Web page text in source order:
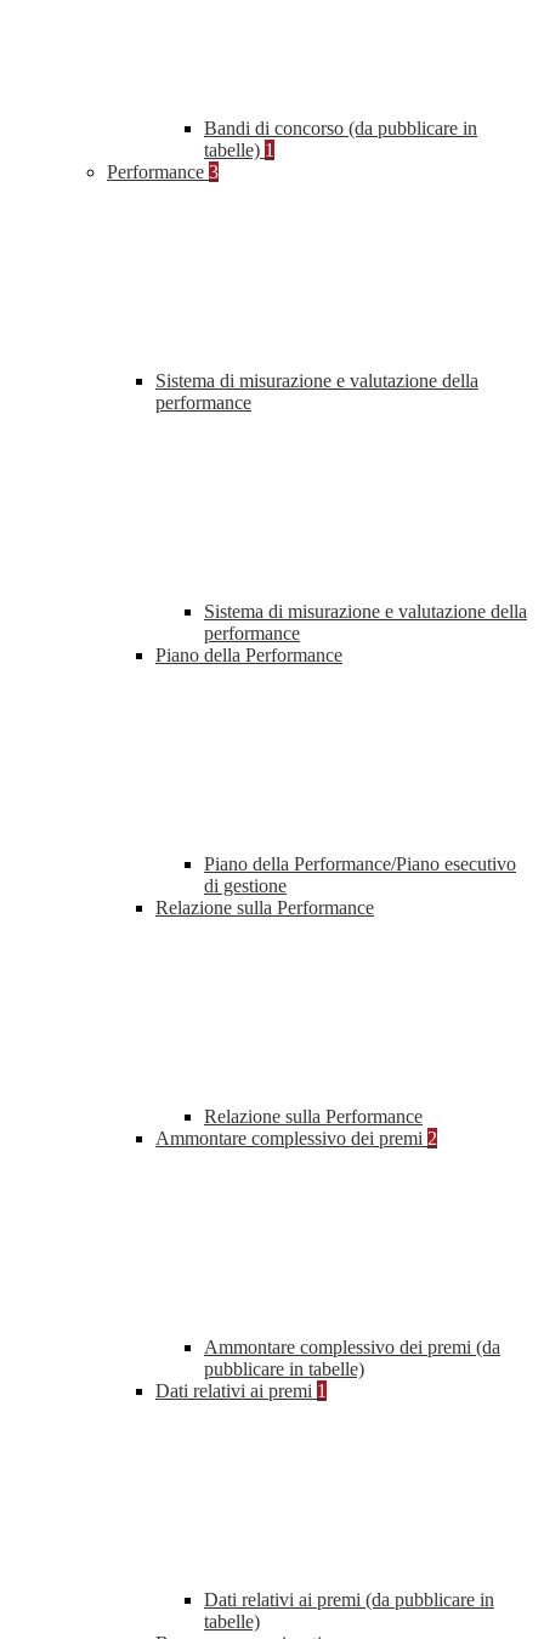
Bandi di concorso (da pubblicare in
tabelle) 1
Performance 3
Sistema di misurazione e valutazione della
performance
Sistema di misurazione e valutazione della
performance
Piano della Performance
Piano della Performance/Piano esecutivo
di gestione
Relazione sulla Performance
Relazione sulla Performance
Ammontare complessivo dei premi 2
Ammontare complessivo dei premi (da
pubblicare in tabelle)
Dati relativi ai premi 1
Dati relativi ai premi (da pubblicare in
tabelle)